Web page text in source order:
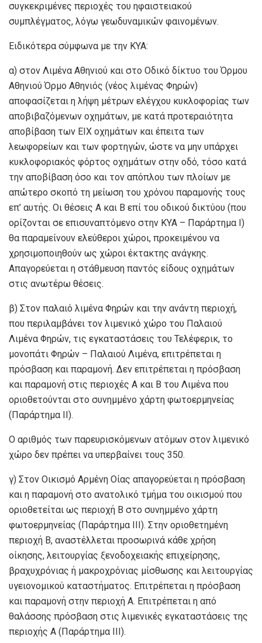
συγκεκριμένες περιοχές του ηφαιστειακού
συμπλέγματος, λόγω γεωδυναμικών φαινομένων.
Ειδικότερα σύμφωνα με την ΚΥΑ:
α) στον Λιμένα Αθηνιού και στο Οδικό δίκτυο του Όρμου
Αθηνιού Όρμο Αθηνιός (νέος λιμένας Φηρών)
αποφασίζεται η λήψη μέτρων ελέγχου κυκλοφορίας των
αποβιβαζόμενων οχημάτων, με κατά προτεραιότητα
αποβίβαση των ΕΙΧ οχημάτων και έπειτα των
λεωφορείων και των φορτηγών, ώστε να μην υπάρχει
κυκλοφοριακός φόρτος οχημάτων στην οδό, τόσο κατά
την αποβίβαση όσο και τον απόπλου των πλοίων με
απώτερο σκοπό τη μείωση του χρόνου παραμονής τους
επ’ αυτής. Οι θέσεις Α και Β επί του οδικού δικτύου (που
ορίζονται σε επισυναπτόμενο στην ΚΥΑ – Παράρτημα Ι)
θα παραμείνουν ελεύθεροι χώροι, προκειμένου να
χρησιμοποιηθούν ως χώροι έκτακτης ανάγκης.
Απαγορεύεται η στάθμευση παντός είδους οχημάτων
στις ανωτέρω θέσεις.
β) Στον παλαιό λιμένα Φηρών και την ανάντη περιοχή,
που περιλαμβάνει τον λιμενικό χώρο του Παλαιού
Λιμένα Φηρών, τις εγκαταστάσεις του Τελέφερικ, το
μονοπάτι Φηρών – Παλαιού Λιμένα, επιτρέπεται η
πρόσβαση και παραμονή. Δεν επιτρέπεται η πρόσβαση
και παραμονή στις περιοχές Α και Β του Λιμένα που
οριοθετούνται στο συνημμένο χάρτη φωτοερμηνείας
(Παράρτημα ΙΙ).
Ο αριθμός των παρευρισκόμενων ατόμων στον λιμενικό
χώρο δεν πρέπει να υπερβαίνει τους 350.
γ) Στον Οικισμό Αρμένη Οίας απαγορεύεται η πρόσβαση
και η παραμονή στο ανατολικό τμήμα του οικισμού που
οριοθετείται ως περιοχή Β στο συνημμένο χάρτη
φωτοερμηνείας (Παράρτημα ΙΙΙ). Στην οριοθετημένη
περιοχή Β, αναστέλλεται προσωρινά κάθε χρήση
οίκησης, λειτουργίας ξενοδοχειακής επιχείρησης,
βραχυχρόνιας ή μακροχρόνιας μίσθωσης και λειτουργίας
υγειονομικού καταστήματος. Επιτρέπεται η πρόσβαση
και παραμονή στην περιοχή Α. Επιτρέπεται η από
θαλάσσης πρόσβαση στις λιμενικές εγκαταστάσεις της
περιοχής Α (Παράρτημα ΙΙΙ).